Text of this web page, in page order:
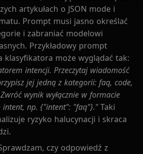
artykułach o JSON mode i
Prompt musi jasno określać
i zabraniać modelowi
Przykładowy prompt
klasyfikatora może wyglądać tak:
intencji. Przeczytaj wiadomość
jej jedną z kategorii: faq, code,
wynik wyłącznie w formacie
intent, np. {"intent": "faq"}."Taki
ryzyko halucynacji i skraca
czy odpowiedź z